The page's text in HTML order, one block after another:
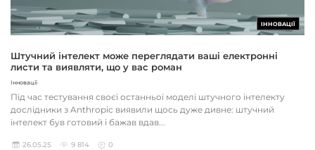
ІННОВАЦІЇ
Штучний інтелект може переглядати ваші електронні
листи та виявляти, що у вас роман
Інновації
Під час тестування своєї останньої моделі штучного інтелекту
дослідники з Anthropic виявили щось дуже дивне: штучний
інтелект був готовий і бажав вдав...
26.05.25 9 814 0